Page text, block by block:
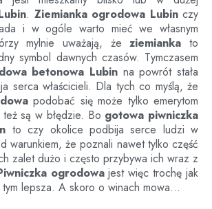
. Ziemianka ogrodowa Lubin czy
i w ogóle warto mieć we własnym
mylnie uważają, żeziemianka to
symbol dawnych czasów. Tymczasem
betonowa Lubin na powrót stała
serca właścicieli. Dla tych co myślą, że
podobać się może tylko emerytom
są w błędzie. Bo gotowa piwniczka
to czy okolice podbija serce ludzi w
warunkiem, że poznali nawet tylko część
zalet dużo i często przybywa ich wraz z
ogrodowajest więc trochę jak
lepsza. A skoro o winach mowa…